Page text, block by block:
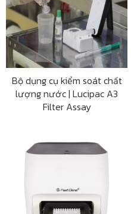
Bộ dụng cụ kiểm soát chất
lượng nước | Lucipac A3
Filter Assay